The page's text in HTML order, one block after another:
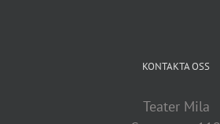
KONTAKTA OSS
Teater Mila